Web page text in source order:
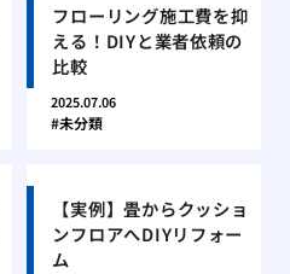
フローリング施工費を抑
える！DIYと業者依頼の
比較
2025.07.06
未分類
【実例】畳からクッショ
ンフロアへDIYリフォー
ム